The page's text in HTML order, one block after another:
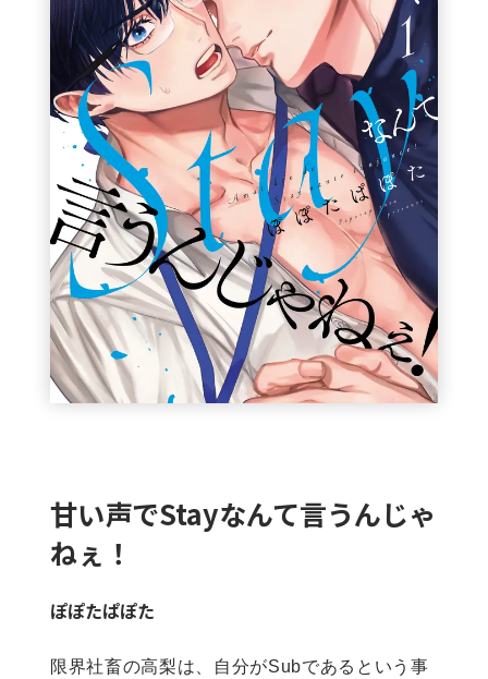
甘い声でStayなんて言うんじゃ
ねぇ！
ぽぽたぱぽた
限界社畜の高梨は、自分がSubであるという事